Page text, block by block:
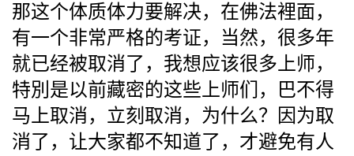
那这个体质体力要解决，在佛法裡面，
有一个非常严格的考证，当然，很多年
就已经被取消了，我想应该很多上师，
特別是以前藏密的这些上师们，巴不得
马上取消，立刻取消，为什么？因为取
消了，让大家都不知道了，才避免有人